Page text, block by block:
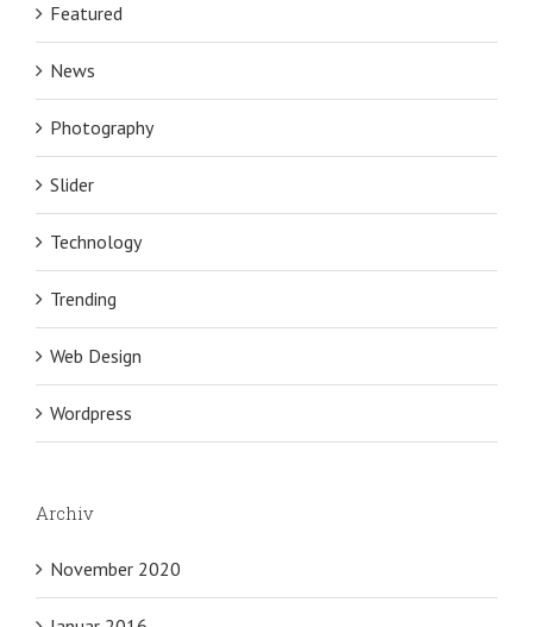
Featured
News
Photography
Slider
Technology
Trending
Web Design
Wordpress
Archiv
November 2020